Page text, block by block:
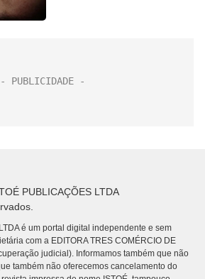
PUBLICAÇÕES LTDA
é um portal digital independente e sem
com a EDITORA TRES COMÉRCIO DE
judicial). Informamos também que não
também não oferecemos cancelamento do